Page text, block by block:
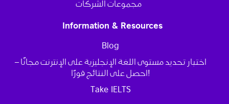
مجموعات الشركات
Information & Resources
Blog
اختبار تحديد مستوى اللغة الإنجليزية على الإنترنت مجانًا –
احصل على النتائج فورًا!
Take IELTS